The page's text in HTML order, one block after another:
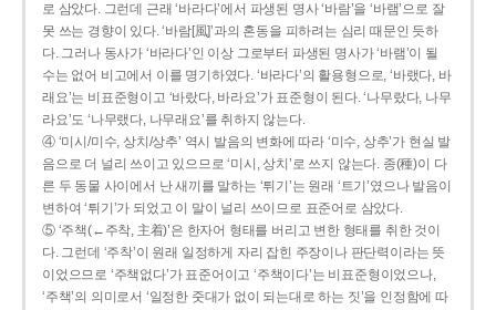
로 삼았다. 그런데 근래 ‘바라다’에서 파생된 명사 ‘바람’을 ‘바램’으로 잘
못 쓰는 경향이 있다. ‘바람[風]’과의 혼동을 피하려는 심리 때문인 듯하
다. 그러나 동사가 ‘바라다’인 이상 그로부터 파생된 명사가 ‘바램’이 될
수는 없어 비고에서 이를 명기하였다. ‘바라다’의 활용형으로, ‘바랬다, 바
래요’는 비표준형이고 ‘바랐다, 바라요’가 표준형이 된다. ‘나무랐다, 나무
라요’도 ‘나무랬다, 나무래요’를 취하지 않는다.
④ ‘미시/미수, 상치/상추’ 역시 발음의 변화에 따라 ‘미수, 상추’가 현실 발
음으로 더 널리 쓰이고 있으므로 ‘미시, 상치’로 쓰지 않는다. 종(種)이 다
른 두 동물 사이에서 난 새끼를 말하는 ‘튀기’는 원래 ‘트기’였으나 발음이
변하여 ‘튀기’가 되었고 이 말이 널리 쓰이므로 표준어로 삼았다.
⑤ ‘주책(←주착, 主着)’은 한자어 형태를 버리고 변한 형태를 취한 것이
다. 그런데 ‘주착’이 원래 일정하게 자리 잡힌 주장이나 판단력이라는 뜻
이었으므로 ‘주책없다’가 표준어이고 ‘주책이다’는 비표준형이었으나,
‘주책’의 의미로서 ‘일정한 줏대가 없이 되는대로 하는 짓’을 인정함에 따